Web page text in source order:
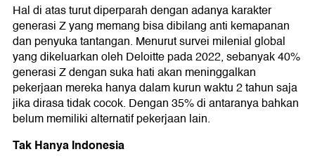
Hal di atas turut diperparah dengan adanya karakter
generasi Z yang memang bisa dibilang anti kemapanan
dan penyuka tantangan. Menurut survei milenial global
yang dikeluarkan oleh Deloitte pada 2022, sebanyak 40%
generasi Z dengan suka hati akan meninggalkan
pekerjaan mereka hanya dalam kurun waktu 2 tahun saja
jika dirasa tidak cocok. Dengan 35% di antaranya bahkan
belum memiliki alternatif pekerjaan lain.
Tak Hanya Indonesia